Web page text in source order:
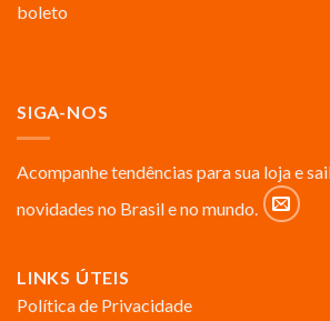
SIGA-NOS
Acompanhe tendências para sua loja e
novidades no Brasil e no mundo.
LINKS ÚTEIS
Política de Privacidade